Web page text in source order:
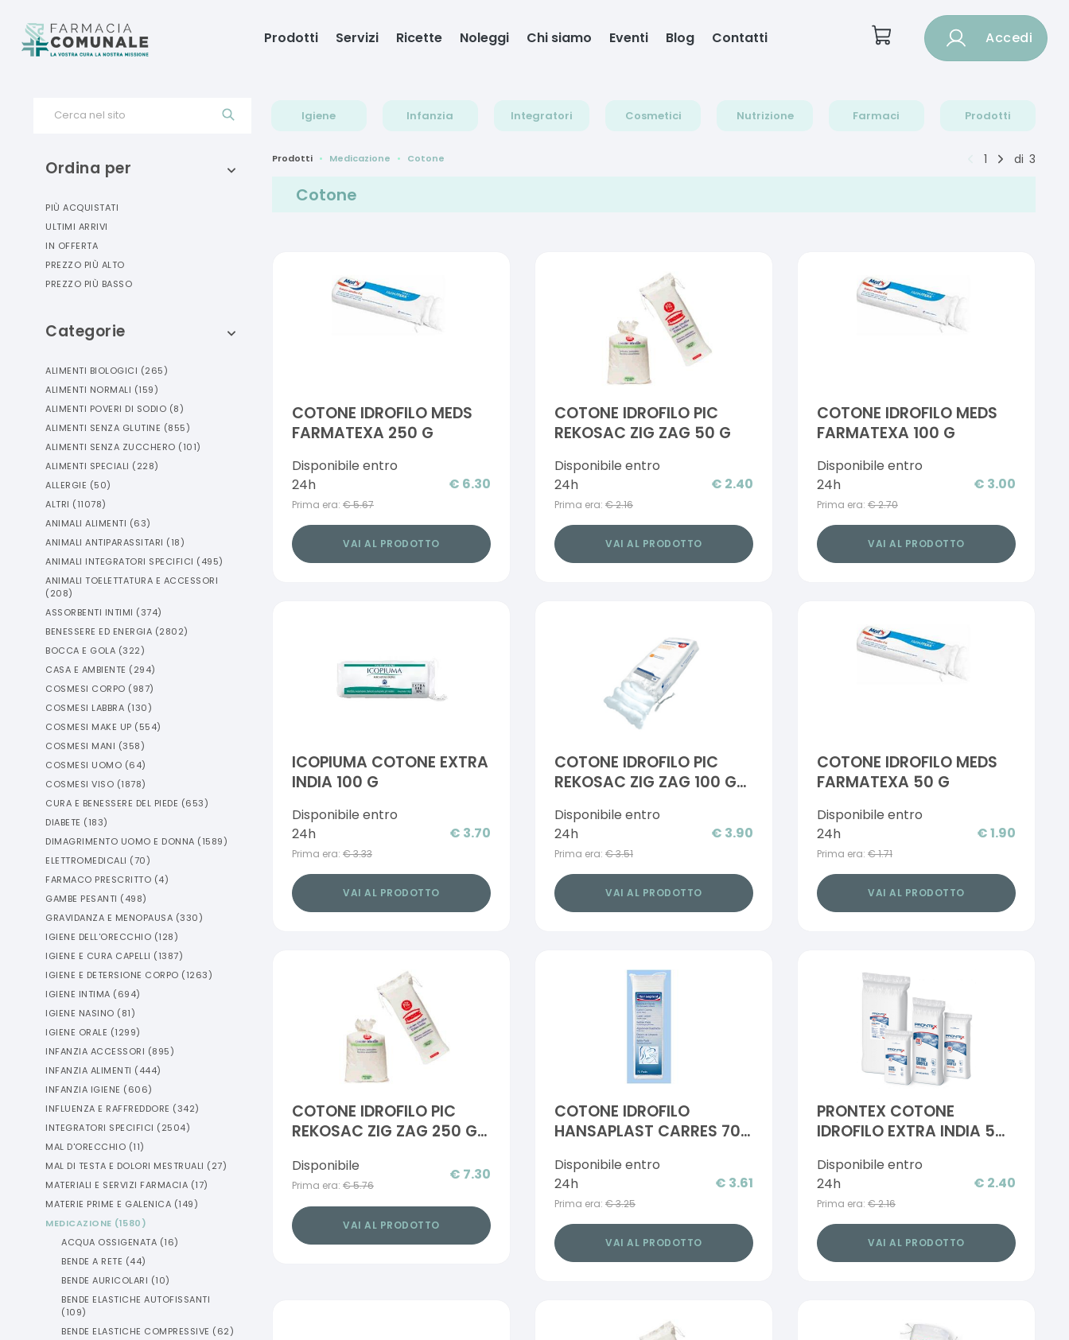
Prodotti Servizi Ricette Noleggi Chi siamo Eventi Blog Contatti Accedi
Cerca nel sito Igiene Infanzia Integratori Cosmetici Nutrizione Farmaci Prodotti
Ordina per
PIÙ ACQUISTATI
ULTIMI ARRIVI
IN OFFERTA
PREZZO PIÙ ALTO
PREZZO PIÙ BASSO
Categorie
ALIMENTI BIOLOGICI (265)
ALIMENTI NORMALI (159)
ALIMENTI POVERI DI SODIO (8)
ALIMENTI SENZA GLUTINE (855)
ALIMENTI SENZA ZUCCHERO (101)
ALIMENTI SPECIALI (228)
ALLERGIE (50)
ALTRI (11078)
ANIMALI ALIMENTI (63)
ANIMALI ANTIPARASSITARI (18)
ANIMALI INTEGRATORI SPECIFICI (495)
ANIMALI TOELETTATURA E ACCESSORI
(208)
ASSORBENTI INTIMI (374)
BENESSERE ED ENERGIA (2802)
BOCCA E GOLA (322)
CASA E AMBIENTE (294)
COSMESI CORPO (987)
COSMESI LABBRA (130)
COSMESI MAKE UP (554)
COSMESI MANI (358)
COSMESI UOMO (64)
COSMESI VISO (1878)
CURA E BENESSERE DEL PIEDE (653)
DIABETE (183)
DIMAGRIMENTO UOMO E DONNA (1589)
ELETTROMEDICALI (70)
FARMACO PRESCRITTO (4)
GAMBE PESANTI (498)
GRAVIDANZA E MENOPAUSA (330)
IGIENE DELL'ORECCHIO (128)
IGIENE E CURA CAPELLI (1387)
IGIENE E DETERSIONE CORPO (1263)
IGIENE INTIMA (694)
IGIENE NASINO (81)
IGIENE ORALE (1299)
INFANZIA ACCESSORI (895)
INFANZIA ALIMENTI (444)
INFANZIA IGIENE (606)
INFLUENZA E RAFFREDDORE (342)
INTEGRATORI SPECIFICI (2504)
MAL D'ORECCHIO (11)
MAL DI TESTA E DOLORI MESTRUALI (27)
MATERIALI E SERVIZI FARMACIA (17)
MATERIE PRIME E GALENICA (149)
MEDICAZIONE (1580)
ACQUA OSSIGENATA (16)
BENDE A RETE (44)
BENDE AURICOLARI (10)
BENDE ELASTICHE AUTOFISSANTI
(109)
BENDE ELASTICHE COMPRESSIVE (62)
Prodotti Medicazione Cotone 1 di 3
Cotone
COTONE IDROFILO MEDS
FARMATEXA 250 G
Disponibile entro
24h
Prima era: €5.67
€ 6.30
VAI AL PRODOTTO
COTONE IDROFILO PIC
REKOSAC ZIG ZAG 50 G
Disponibile entro
24h
Prima era: €2.16
€ 2.40
VAI AL PRODOTTO
COTONE IDROFILO MEDS
FARMATEXA 100 G
Disponibile entro
24h
Prima era: €2.70
€ 3.00
VAI AL PRODOTTO
ICOPIUMA COTONE EXTRA
INDIA 100 G
Disponibile entro
24h
Prima era: €3.33
€ 3.70
VAI AL PRODOTTO
COTONE IDROFILO PIC
REKOSAC ZIG ZAG 100 G
Disponibile entro
24h
Prima era: €3.51
€ 3.90
VAI AL PRODOTTO
COTONE IDROFILO MEDS
FARMATEXA 50 G
Disponibile entro
24h
Prima era: €1.71
€1.90
VAI AL PRODOTTO
COTONE IDROFILO PIC
REKOSAC ZIG ZAG 250 G
Disponibile
Prima era: €5.76
€ 7.30
VAI AL PRODOTTO
COTONE IDROFILO
HANSAPLAST CARRES 70
Disponibile entro
24h
Prima era: €3.25
€ 3.61
VAI AL PRODOTTO
PRONTEX COTONE
IDROFILO EXTRA INDIA 50
Disponibile entro
24h
Prima era: €2.16
€ 2.40
VAI AL PRODOTTO